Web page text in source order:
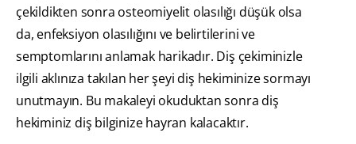
çekildikten sonra osteomiyelit olasılığı düşük olsa
da, enfeksiyon olasılığını ve belirtilerini ve
semptomlarını anlamak harikadır. Diş çekiminizle
ilgili aklınıza takılan her şeyi diş hekiminize sormayı
unutmayın. Bu makaleyi okuduktan sonra diş
hekiminiz diş bilginize hayran kalacaktır.